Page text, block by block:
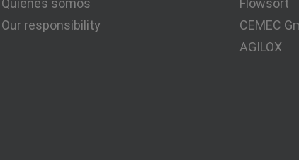
Quiénes somos
Our responsibility
Flowsort
CEMEC
AGILOX